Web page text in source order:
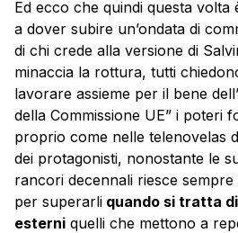
Ed ecco che quindi questa volta
a dover subire un’ondata di
di chi crede alla versione di
minaccia la rottura, tutti
lavorare assieme per il bene
della Commissione UE” i poteri
proprio come nelle telenovelas
dei protagonisti, nonostante le
rancori decennali riesce
per superarli quando si tratta
esterni quelli che mettono a